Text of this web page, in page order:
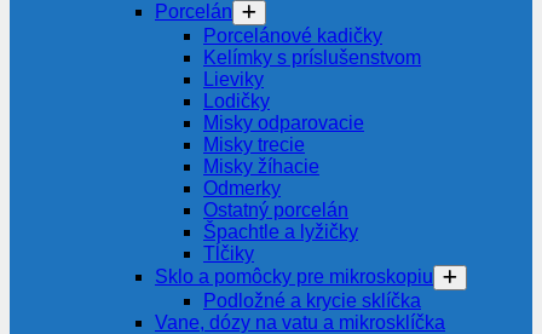
Porcelán
Porcelánové kadičky
Kelímky s príslušenstvom
Lieviky
Lodičky
Misky odparovacie
Misky trecie
Misky žíhacie
Odmerky
Ostatný porcelán
Špachtle a lyžičky
Tĺčiky
Sklo a pomôcky pre mikroskopiu
Podložné a krycie sklíčka
Vane, dózy na vatu a mikrosklíčka